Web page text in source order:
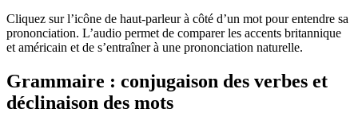
Cliquez sur l’icône de haut-parleur à côté d’un mot pour entendre sa
prononciation. L’audio permet de comparer les accents britannique
et américain et de s’entraîner à une prononciation naturelle.
Grammaire : conjugaison des verbes et
déclinaison des mots